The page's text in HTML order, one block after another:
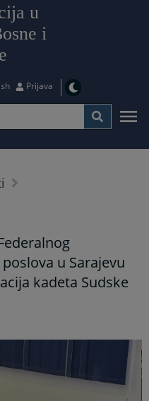
u
i
Prijava
u Sarajevu
kadeta Sudske